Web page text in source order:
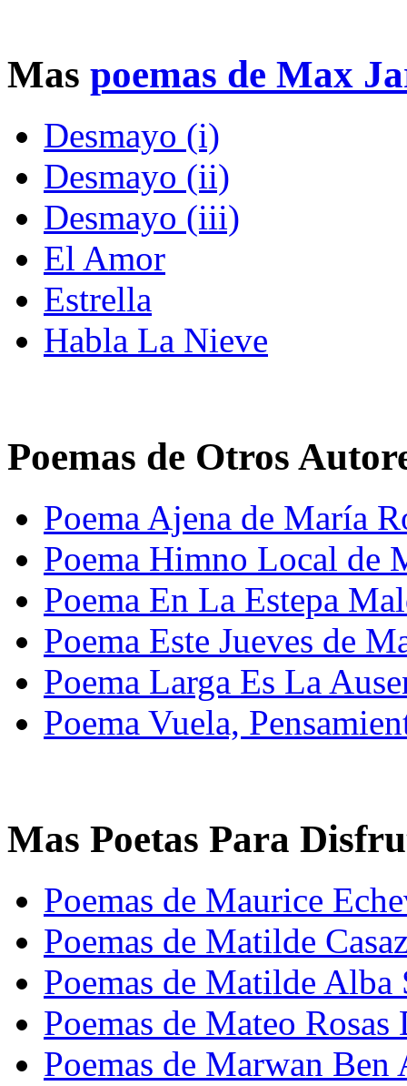
Mas poemas de Max
Desmayo (i)
Desmayo (ii)
Desmayo (iii)
El Amor
Estrella
Habla La Nieve
Poemas de Otros
Poema Ajena de María
Poema Himno Local de
Poema En La Estepa
Poema Este Jueves de
Poema Larga Es La
Poema Vuela,
Mas Poetas Para
Poemas de Maurice
Poemas de Matilde
Poemas de Matilde Alba
Poemas de Mateo Rosas
Poemas de Marwan